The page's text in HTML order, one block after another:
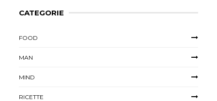
CATEGORIE
FOOD
MAN
MIND
RICETTE